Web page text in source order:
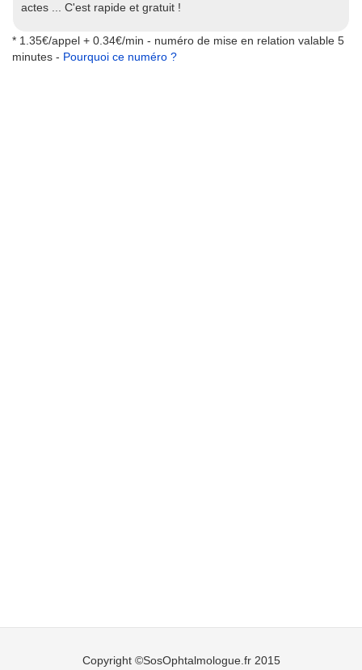
actes ... C'est rapide et gratuit !
* 1.35€/appel + 0.34€/min - numéro de mise en relation valable 5
minutes - Pourquoi ce numéro ?
Copyright ©SosOphtalmologue.fr 2015